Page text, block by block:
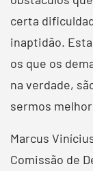
certa
inaptidão.
os que os
na verdade,
sermos
Marcus
Comissão de